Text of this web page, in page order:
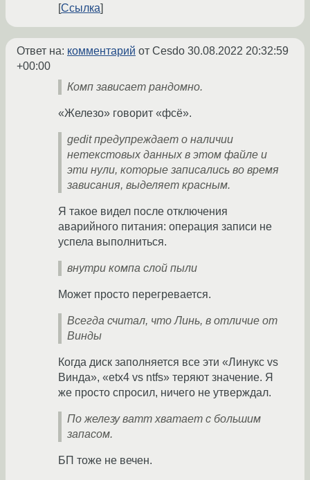
Ссылка
Ответ на: комментарий от Cesdo 30.08.2022 20:32:59
+00:00
Комп зависает рандомно.
«Железо» говорит «фсё».
gedit предупреждает о наличии
нетекстовых данных в этом файле и
эти нули, которые записались во время
зависания, выделяет красным.
Я такое видел после отключения
аварийного питания: операция записи не
успела выполниться.
внутри компа слой пыли
Может просто перегревается.
Всегда считал, что Линь, в отличие от
Винды
Когда диск заполняется все эти «Линукс vs
Винда», «etx4 vs ntfs» теряют значение. Я
же просто спросил, ничего не утверждал.
По железу ватт хватает с большим
запасом.
БП тоже не вечен.